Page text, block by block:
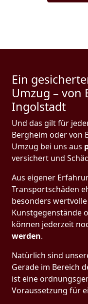
Ein
Umzug – von
Ingolstadt
Und das gilt für
Bergheim oder von
Umzug bei uns aus
versichert und
Aus eigener
Transportschäden
besonders
Kunstgegenstände
können jederzeit
werden.
Natürlich sind
Gerade im Bereich
ist eine
Voraussetzung für